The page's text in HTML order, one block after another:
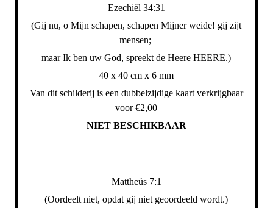
Ezechiël 34:31
(Gij nu, o Mijn schapen, schapen Mijner weide! gij zijt
mensen;
maar Ik ben uw God, spreekt de Heere HEERE.)
40 x 40 cm x 6 mm
Van dit schilderij is een dubbelzijdige kaart verkrijgbaar
voor €2,00
NIET BESCHIKBAAR
Mattheüs 7:1
(Oordeelt niet, opdat gij niet geoordeeld wordt.)